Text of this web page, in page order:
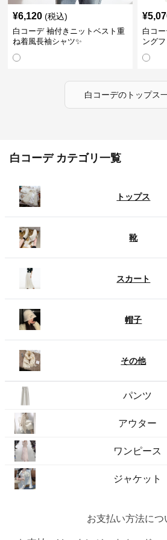
¥6,120 (税込)
白コーデ 袖付きニットベスト重
ね着風長袖シャツ✨
¥
白コ
ング
白コーデのトップス
白コーデ カテゴリ一覧
トップス
靴
スカート
帽子
その他
パンツ
アウター
ワンピース
ジャケット
お支払い方法につ